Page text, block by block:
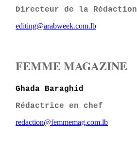
Directeur de la Rédaction
editing@arabweek.com.lb
FEMME MAGAZINE
Ghada Baraghid
Rédactrice en chef
redaction@femmemag.com.lb